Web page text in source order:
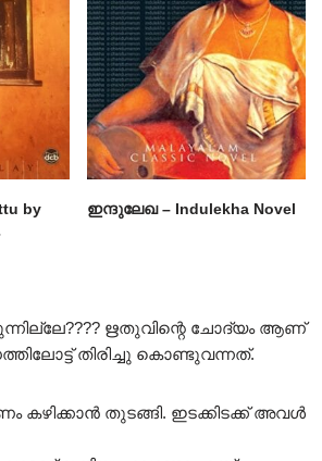
by
ഇന്ദുലേഖ – Indulekha Novel
ഋതുവിന്റെ ചോദ്യം ആണ്
തിരിച്ചു കൊണ്ടുവന്നത്.
കഴിക്കാൻ തുടങ്ങി. ഇടക്കിടക്ക് അവൾ